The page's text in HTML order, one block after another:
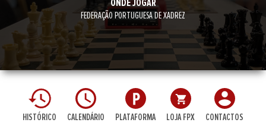
ONDE JOGAR
FEDERAÇÃO PORTUGUESA DE XADREZ
HISTÓRICO CALENDÁRIO PLATAFORMA LOJA FPX CONTACTOS